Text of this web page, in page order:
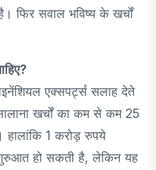
फिर सवाल भविष्य के खर्चों
एक्सपर्ट्स सलाह देते
खर्चों का कम से कम 25
हालांकि 1 करोड़ रुपये
हो सकती है, लेकिन यह